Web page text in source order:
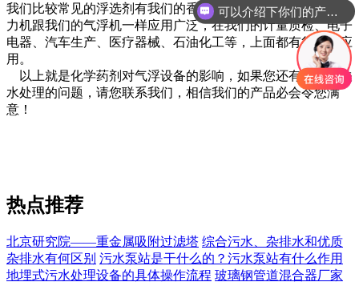
我们比较常见的浮选剂有我们的香油、石油、硬脂酸盐等。拉
力机跟我们的气浮机一样应用广泛，在我们的计量质检、电子
电器、汽车生产、医疗器械、石油化工等，上面都有很好的应
用。
以上就是化学药剂对气浮设备的影响，如果您还有其它有关
水处理的问题，请您联系我们，相信我们的产品必会令您满
意！
热点推荐
北京研究院——重金属吸附过滤塔 综合污水、杂排水和优质
杂排水有何区别 污水泵站是干什么的？污水泵站有什么作用
地埋式污水处理设备的具体操作流程 玻璃钢管道混合器厂家
可以介绍下你们的产品么